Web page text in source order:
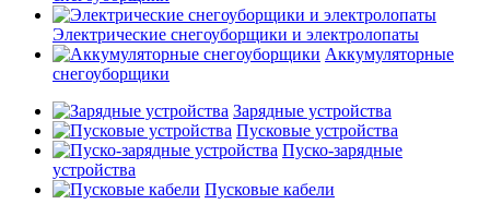
Электрические снегоуборщики и электролопаты
Аккумуляторные
снегоуборщики
Зарядные устройства
Пусковые устройства
Пуско-зарядные
устройства
Пусковые кабели